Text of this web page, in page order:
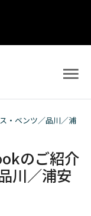
・ベンツ／品川／浦
のご紹介
川／浦安